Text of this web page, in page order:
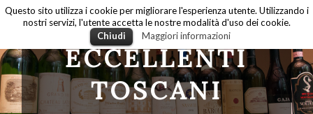
ECCELLENTI
TOSCANI
Questo sito utilizza i cookie per migliorare l'esperienza utente. Utilizzando i
nostri servizi, l'utente accetta le nostre modalità d'uso dei cookie.
Chiudi
Maggiori informazioni